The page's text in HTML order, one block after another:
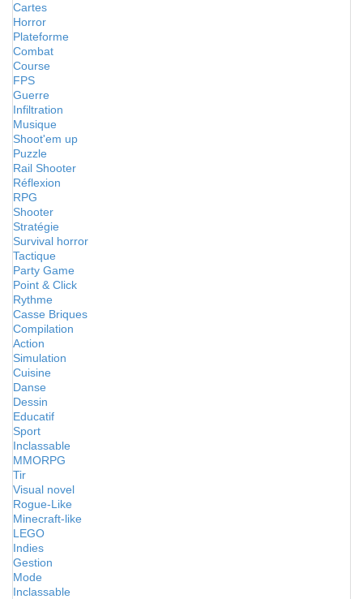
Cartes
Horror
Plateforme
Combat
Course
FPS
Guerre
Infiltration
Musique
Shoot'em up
Puzzle
Rail Shooter
Réflexion
RPG
Shooter
Stratégie
Survival horror
Tactique
Party Game
Point & Click
Rythme
Casse Briques
Compilation
Action
Simulation
Cuisine
Danse
Dessin
Educatif
Sport
Inclassable
MMORPG
Tir
Visual novel
Rogue-Like
Minecraft-like
LEGO
Indies
Gestion
Mode
Inclassable